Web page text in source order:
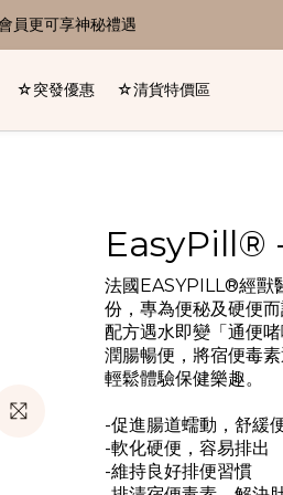
員更可享神秘禮遇
☆突發優惠 ☆清貨特價區
EasyPill®
法國EASYPILL®經獸
份，專為便秘及硬便而
配方遇水即變「通便
潤腸暢便，將宿便毒
輕鬆體驗保健樂趣。
-促進腸道蠕動，舒緩
-軟化硬便，容易排出
-維持良好排便習慣